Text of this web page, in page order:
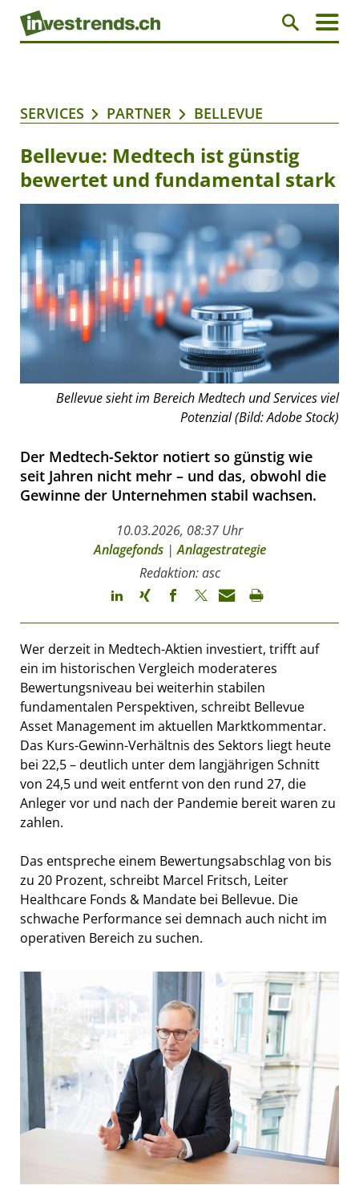
SERVICES PARTNER BELLEVUE
Bellevue: Medtech ist günstig
bewertet und fundamental stark
Bellevue sieht im Bereich Medtech und Services viel
Potenzial (Bild: Adobe Stock)
Der Medtech-Sektor notiert so günstig wie
seit Jahren nicht mehr – und das, obwohl die
Gewinne der Unternehmen stabil wachsen.
10.03.2026, 08:37 Uhr
Anlagefonds|Anlagestrategie
Redaktion: asc
Wer derzeit in Medtech-Aktien investiert, trifft auf
ein im historischen Vergleich moderateres
Bewertungsniveau bei weiterhin stabilen
fundamentalen Perspektiven, schreibt Bellevue
Asset Management im aktuellen Marktkommentar.
Das Kurs-Gewinn-Verhältnis des Sektors liegt heute
bei 22,5 – deutlich unter dem langjährigen Schnitt
von 24,5 und weit entfernt von den rund 27, die
Anleger vor und nach der Pandemie bereit waren zu
zahlen.
Das entspreche einem Bewertungsabschlag von bis
zu 20 Prozent, schreibt Marcel Fritsch, Leiter
Healthcare Fonds & Mandate bei Bellevue. Die
schwache Performance sei demnach auch nicht im
operativen Bereich zu suchen.